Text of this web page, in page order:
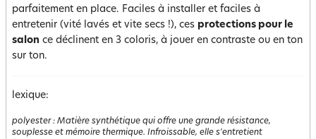
parfaitement en place. Faciles à installer et faciles à
entretenir (vité lavés et vite secs !), ces protections pour le
salon ce déclinent en 3 coloris, à jouer en contraste ou en ton
sur ton.
lexique:
polyester: Matière synthétique qui offre une grande résistance,
souplesse et mémoire thermique. Infroissable, elle s'entretient